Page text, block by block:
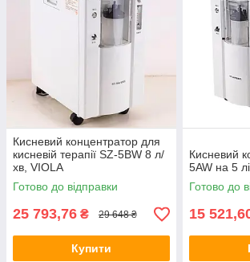
Кисневий концентратор для
кисневій терапії SZ-5BW 8 л/
хв, VIOLA
Готово до відправки
25 793,76 ₴ 29 648 ₴
Купити
Кисневий
5AW на 5
Готово до
15